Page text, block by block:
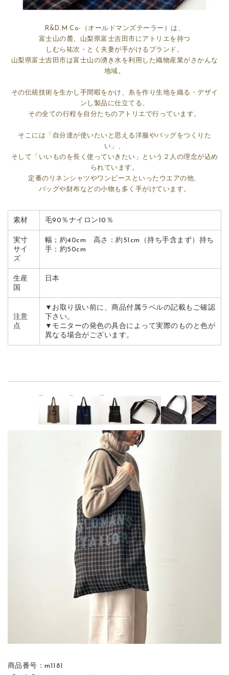
R&D.M.Co-（オールドマンズテーラー）は、
富士山の麓、山梨県富士吉田市にアトリエを持つ
しむら祐次・とく夫妻が手がけるブランド。
山梨県富士吉田市は富士山の湧き水を利用した織物産業がさかんな
地域。
その伝統技術を生かし手間暇をかけ、糸を作り生地を織る・デザイ
ンし製品に仕立てる、
その全ての行程を自分たちのアトリエで行っています。
そこには「自分達が使いたいと思える洋服やバッグをつくりた
い」、
そして「いいものを長く使っていきたい」という２人の理念が込め
られています。
定番のリネンシャツやワンピースといったウエアの他、
バッグや財布などの小物も多く手がけています。
素材 毛90％ナイロン10％
実寸
サイ
ズ
幅；約40cm 高さ：約51cm（持ち手含まず）持ち
手：約50cm
生産
国
日本
注意
点
▼お取り扱い前に、商品付属ラベルの記載もご確認
下さい。
▼モニターの発色の具合によって実際のものと色が
異なる場合がございます。
商品番号：m1181